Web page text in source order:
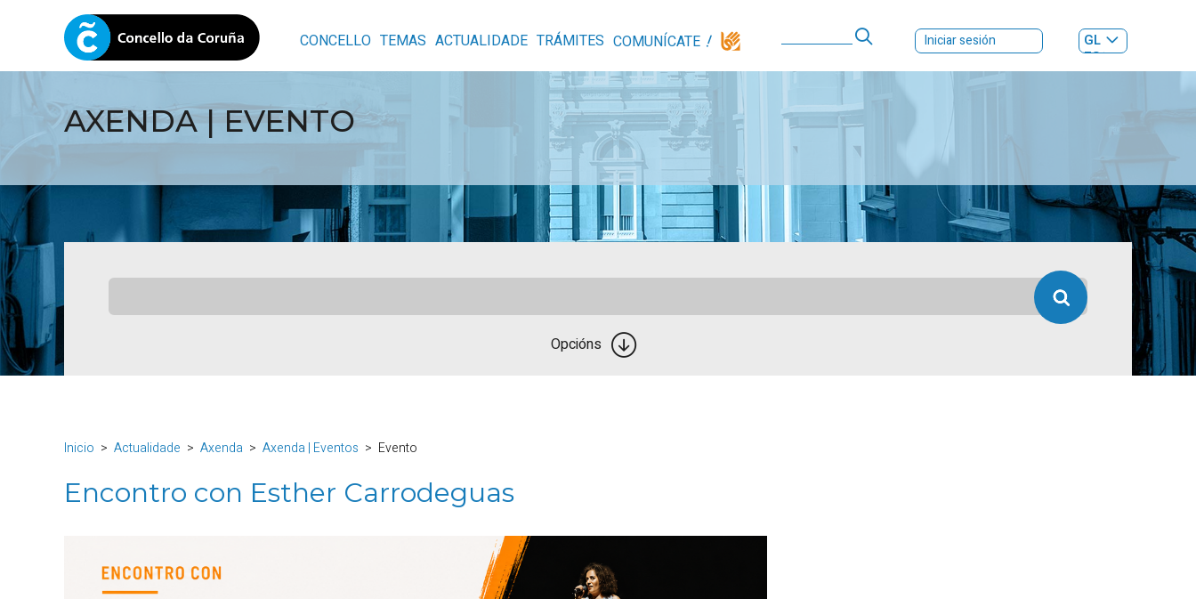
CONCELLO TEMAS ACTUALIDADE TRÁMITES COMUNÍCATE Iniciar sesión
GL
ES|
AXENDA | EVENTO
Opcións
Inicio Actualidade Axenda Axenda | Eventos Evento
Encontro con Esther Carrodeguas